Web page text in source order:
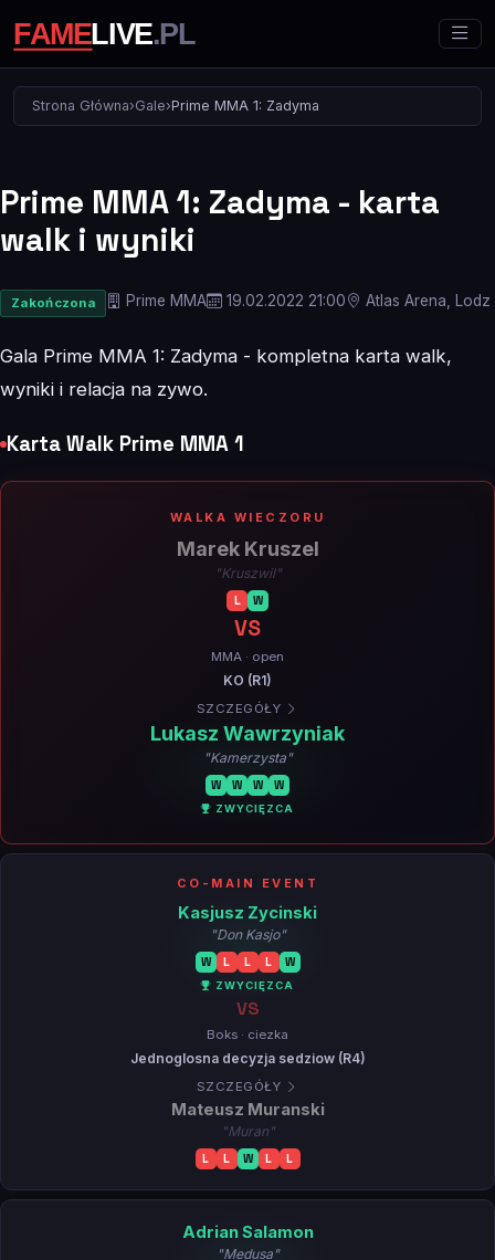
Strona Główna›Gale›Prime MMA 1: Zadyma
Prime MMA 1: Zadyma - karta
walk i wyniki
Zakończona Prime MMA 19.02.2022 21:00 Atlas Arena, Lodz
Gala Prime MMA 1: Zadyma - kompletna karta walk,
wyniki i relacja na zywo.
Karta Walk Prime MMA 1
WALKA WIECZORU
Marek Kruszel
"Kruszwil"
L W
VS
MMA · open
KO (R1)
SZCZEGÓŁY
Lukasz Wawrzyniak
"Kamerzysta"
W W W W
ZWYCIĘZCA
CO-MAIN EVENT
Kasjusz Zycinski
"Don Kasjo"
W L L L W
ZWYCIĘZCA
VS
Boks · ciezka
Jednoglosna decyzja sedziow (R4)
SZCZEGÓŁY
Mateusz Muranski
"Muran"
L L W L L
Adrian Salamon
"Medusa"